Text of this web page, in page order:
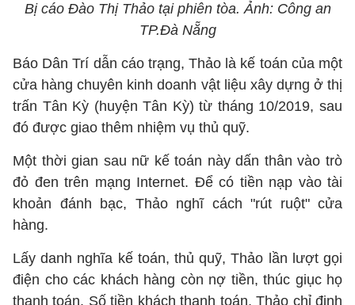
Bị cáo Đào Thị Thảo tại phiên tòa. Ảnh: Công an
TP.Đà Nẵng
Báo Dân Trí dẫn cáo trạng, Thảo là kế toán của một
cửa hàng chuyên kinh doanh vật liệu xây dựng ở thị
trấn Tân Kỳ (huyện Tân Kỳ) từ tháng 10/2019, sau
đó được giao thêm nhiệm vụ thủ quỹ.
Một thời gian sau nữ kế toán này dấn thân vào trò
đỏ đen trên mạng Internet. Để có tiền nạp vào tài
khoản đánh bạc, Thảo nghĩ cách "rút ruột" cửa
hàng.
Lấy danh nghĩa kế toán, thủ quỹ, Thảo lần lượt gọi
điện cho các khách hàng còn nợ tiền, thúc giục họ
thanh toán. Số tiền khách thanh toán, Thảo chỉ định